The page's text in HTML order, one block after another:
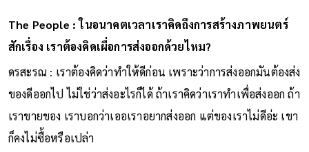
The People : ในอนาคตเวลาเราคิดถึงการสร้างภาพยนตร์
สักเรื่อง เราต้องคิดเผื่อการส่งออกด้วยไหม?
ดรสะรณ : เราต้องคิดว่าทำให้ดีก่อน เพราะว่าการส่งออกมันต้องส่ง
ของดีออกไป ไม่ใช่ว่าส่งอะไรก็ได้ ถ้าเราคิดว่าเราทำเพื่อส่งออก ถ้า
เราขายของ เราบอกว่าเออเราอยากส่งออก แต่ของเราไม่ดีอ่ะ เขา
ก็คงไม่ซื้อหรือเปล่า